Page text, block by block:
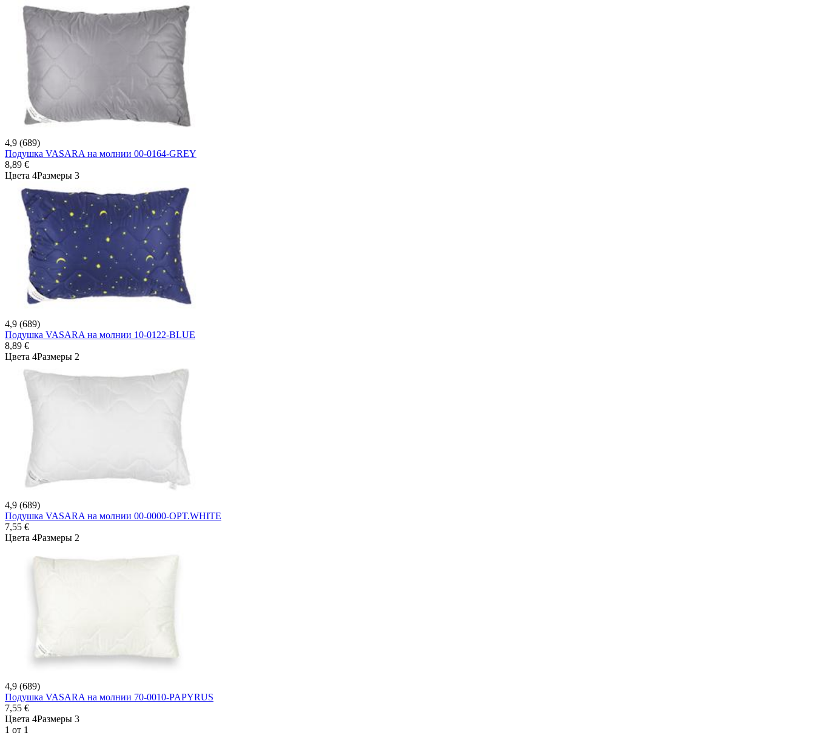
4,9 (689)
Подушка VASARA на молнии 00-0164-GREY
8,89 €
Цвета 4Размеры 3
4,9 (689)
Подушка VASARA на молнии 10-0122-BLUE
8,89 €
Цвета 4Размеры 2
4,9 (689)
Подушка VASARA на молнии 00-0000-OPT.WHITE
7,55 €
Цвета 4Размеры 2
4,9 (689)
Подушка VASARA на молнии 70-0010-PAPYRUS
7,55 €
Цвета 4Размеры 3
1 от 1